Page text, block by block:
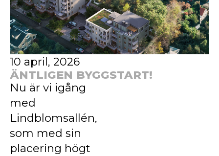
10 april, 2026
ÄNTLIGEN BYGGSTART!
Nu är vi igång
med
Lindblomsallén,
som med sin
placering högt